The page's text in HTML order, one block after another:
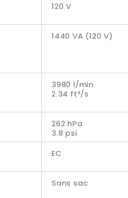
120 V
1440 VA (120 V)
3980 l/min
2.34 ft³/s
262 hPa
3.8 psi
EC
Sans sac